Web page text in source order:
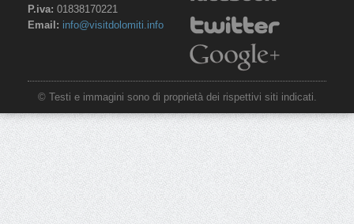
P.iva: 01838170221
Email: info@visitdolomiti.info
© Testi e immagini sono di proprietà dei rispettivi siti indicati.